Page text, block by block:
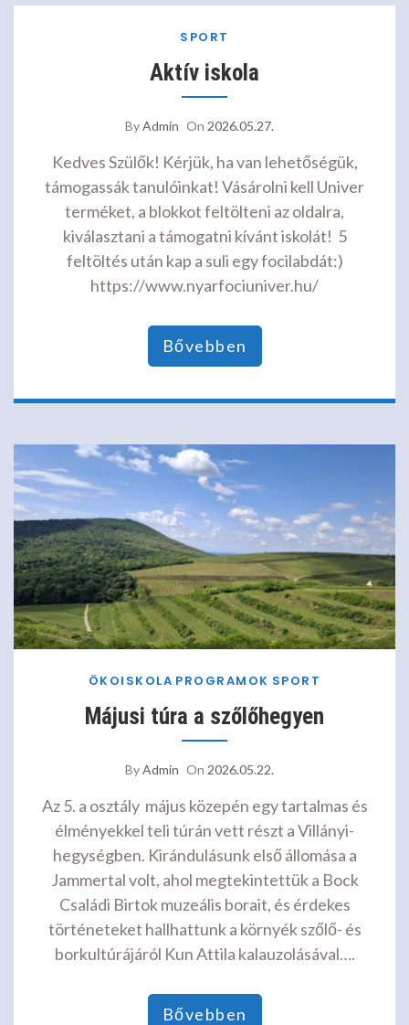
SPORT
Aktív iskola
ByAdmin On 2026.05.27.
Kedves Szülők! Kérjük, ha van lehetőségük,
támogassák tanulóinkat! Vásárolni kell Univer
terméket, a blokkot feltölteni az oldalra,
kiválasztani a támogatni kívánt iskolát! 5
feltöltés után kap a suli egy focilabdát:)
https://www.nyarfociuniver.hu/
Bővebben
ÖKOISKOLA PROGRAMOK SPORT
Májusi túra a szőlőhegyen
ByAdmin On 2026.05.22.
Az 5. a osztály május közepén egy tartalmas és
élményekkel teli túrán vett részt a Villányi-
hegységben. Kirándulásunk első állomása a
Jammertal volt, ahol megtekintettük a Bock
Családi Birtok muzeális borait, és érdekes
történeteket hallhattunk a környék szőlő- és
borkultúrájáról Kun Attila kalauzolásával….
Bővebben